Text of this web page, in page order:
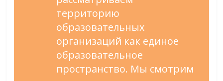
территорию
образовательных
организаций как единое
образовательное
пространство. Мы смотрим